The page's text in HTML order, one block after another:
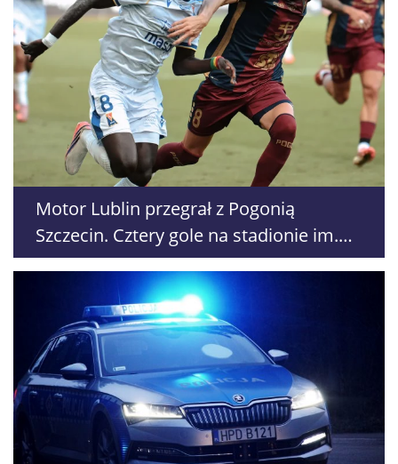
Motor Lublin przegrał z Pogonią
Szczecin. Cztery gole na stadionie im.
Floriana Krygiera